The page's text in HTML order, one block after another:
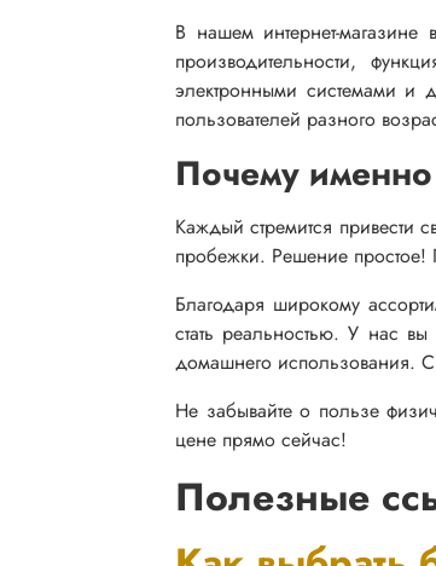
В нашем интернет-
производительности,
электронными системами и
пользователей разного
Почему
Каждый стремится привести
пробежки. Решение простое!
Благодаря широкому
стать реальностью. У нас
домашнего использования.
Не забывайте о пользе
цене прямо сейчас!
Полезные